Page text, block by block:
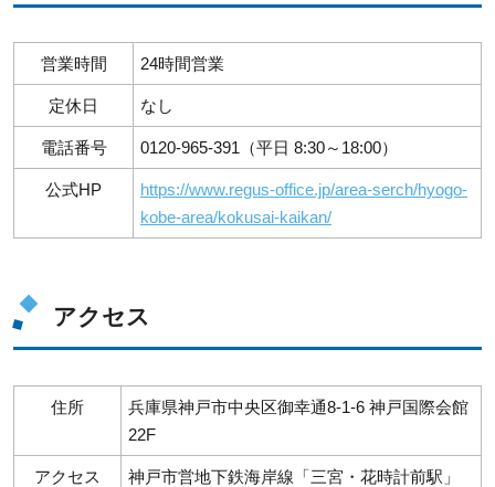
営業時間 24時間営業
定休日 なし
電話番号 0120-965-391（平日 8:30～18:00）
公式HP
https://www.regus-office.jp/area-serch/hyogo-
kobe-area/kokusai-kaikan/
アクセス
住所
兵庫県神戸市中央区御幸通8-1-6 神戸国際会館
22F
アクセス
神戸市営地下鉄海岸線「三宮・花時計前駅」